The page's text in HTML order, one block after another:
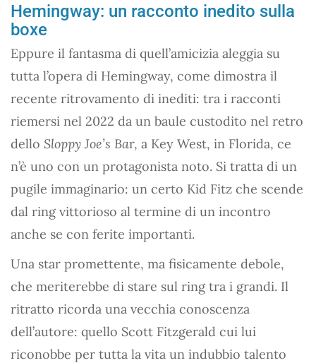
Hemingway: un racconto inedito sulla
boxe
Eppure il fantasma di quell’amicizia aleggia su
tutta l’opera di Hemingway, come dimostra il
recente ritrovamento di inediti: tra i racconti
riemersi nel 2022 da un baule custodito nel retro
dello Sloppy Joe’s Bar, a Key West, in Florida, ce
n’è uno con un protagonista noto. Si tratta di un
pugile immaginario: un certo Kid Fitz che scende
dal ring vittorioso al termine di un incontro
anche se con ferite importanti.
Una star promettente, ma fisicamente debole,
che meriterebbe di stare sul ring tra i grandi. Il
ritratto ricorda una vecchia conoscenza
dell’autore: quello Scott Fitzgerald cui lui
riconobbe per tutta la vita un indubbio talento